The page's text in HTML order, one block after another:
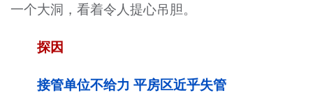
一个大洞，看着令人提心吊胆。
探因
接管单位不给力 平房区近乎失管